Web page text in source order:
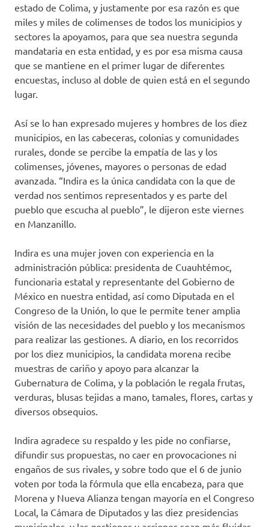
estado de Colima, y justamente por esa razón es que
miles y miles de colimenses de todos los municipios y
sectores la apoyamos, para que sea nuestra segunda
mandataria en esta entidad, y es por esa misma causa
que se mantiene en el primer lugar de diferentes
encuestas, incluso al doble de quien está en el segundo
lugar.
Así se lo han expresado mujeres y hombres de los diez
municipios, en las cabeceras, colonias y comunidades
rurales, donde se percibe la empatía de las y los
colimenses, jóvenes, mayores o personas de edad
avanzada. “Indira es la única candidata con la que de
verdad nos sentimos representados y es parte del
pueblo que escucha al pueblo”, le dijeron este viernes
en Manzanillo.
Indira es una mujer joven con experiencia en la
administración pública: presidenta de Cuauhtémoc,
funcionaria estatal y representante del Gobierno de
México en nuestra entidad, así como Diputada en el
Congreso de la Unión, lo que le permite tener amplia
visión de las necesidades del pueblo y los mecanismos
para realizar las gestiones. A diario, en los recorridos
por los diez municipios, la candidata morena recibe
muestras de cariño y apoyo para alcanzar la
Gubernatura de Colima, y la población le regala frutas,
verduras, blusas tejidas a mano, tamales, flores, cartas y
diversos obsequios.
Indira agradece su respaldo y les pide no confiarse,
difundir sus propuestas, no caer en provocaciones ni
engaños de sus rivales, y sobre todo que el 6 de junio
voten por toda la fórmula que ella encabeza, para que
Morena y Nueva Alianza tengan mayoría en el Congreso
Local, la Cámara de Diputados y las diez presidencias